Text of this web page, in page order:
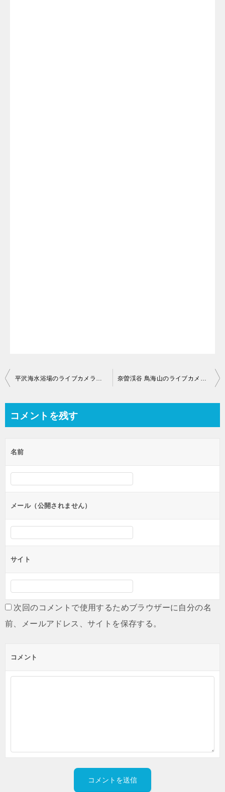
投
ビ
ー
シ
ン
平沢海水浴場のライブカメラ【秋田県にかほ市平沢琴浦】 奈曽渓谷 鳥海山のライブカメラ【秋田県にかほ市象潟町横岡】
コメントを残す
名前
メール（公開されません）
サイト
次回のコメントで使用するためブラウザーに自分の名
前、メールアドレス、サイトを保存する。
コメント